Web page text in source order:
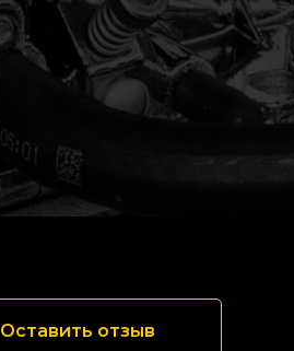
Оставить отзыв